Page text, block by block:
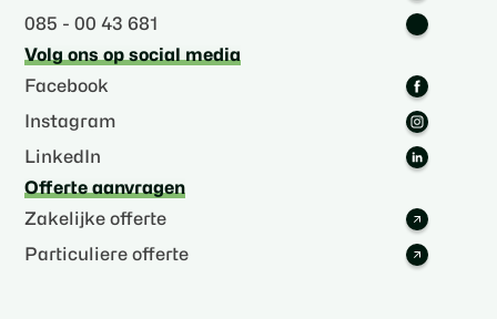
085 - 00 43 681
Volg ons op social media
Facebook
Instagram
LinkedIn
Offerte aanvragen
Zakelijke offerte
Particuliere offerte